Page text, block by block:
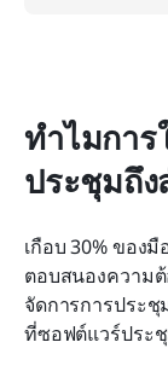
ทำไมกา
ประชุมถึ
เกือบ 30% ของ
ตอบสนองความ
จัดการการประชุ
ที่ซอฟต์แวร์ประ